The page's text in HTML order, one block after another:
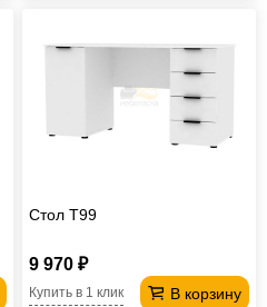
Стол T99
9 970 ₽
В корзину
Купить в 1 клик